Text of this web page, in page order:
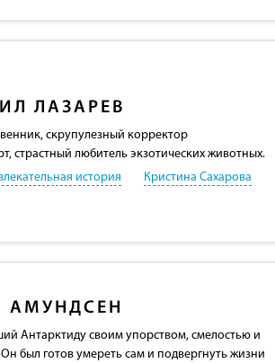
ЛАЗАРЕВ
скрупулезный корректор
страстный любитель экзотических животных.
история Кристина Сахарова
АМУНДСЕН
Антарктиду своим упорством, смелостью и
был готов умереть сам и подвергнуть жизни